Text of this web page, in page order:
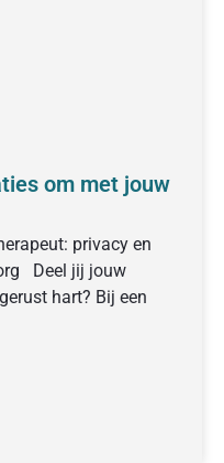
om met jouw
privacy en
Deel jij jouw
hart? Bij een